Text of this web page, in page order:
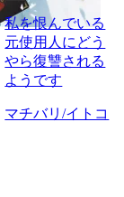
私を恨んでいる
元使用人にどう
やら復讐される
ようです
マチバリ/イトコ